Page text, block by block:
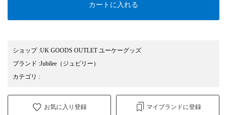
カートに入れる
ショップ:UK GOODS OUTLET ユーケーグッズ
ブランド :Jubilee （ジュビリー）
カテゴリ :
お気に入り登録 マイブランドに登録